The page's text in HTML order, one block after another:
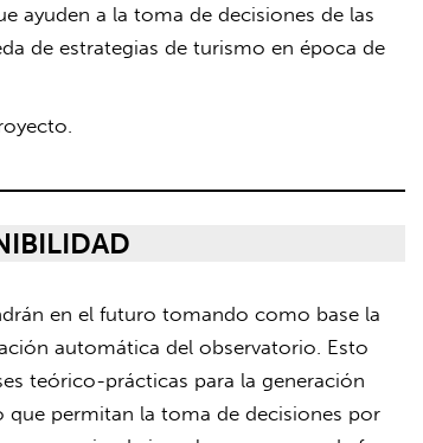
ayuden a la toma de decisiones de las
de estrategias de turismo en época de
en el futuro tomando como base la
automática del observatorio. Esto
teórico-prácticas para la generación
permitan la toma de decisiones por